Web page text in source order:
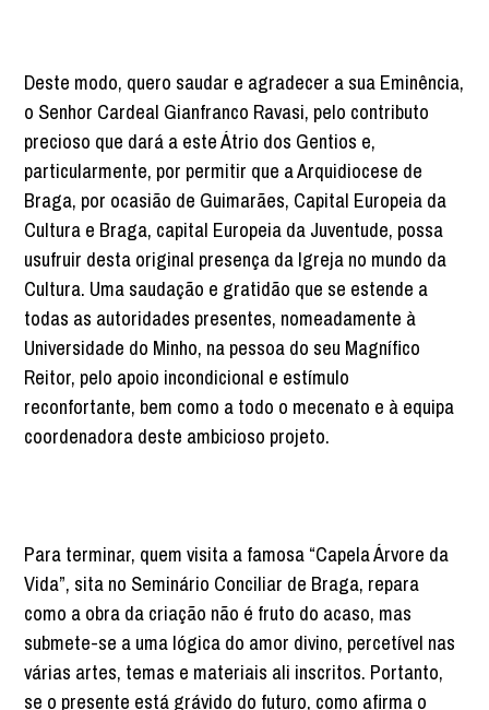
Deste modo, quero saudar e agradecer a sua Eminência,
o Senhor Cardeal Gianfranco Ravasi, pelo contributo
precioso que dará a este Átrio dos Gentios e,
particularmente, por permitir que a Arquidiocese de
Braga, por ocasião de Guimarães, Capital Europeia da
Cultura e Braga, capital Europeia da Juventude, possa
usufruir desta original presença da Igreja no mundo da
Cultura. Uma saudação e gratidão que se estende a
todas as autoridades presentes, nomeadamente à
Universidade do Minho, na pessoa do seu Magnífico
Reitor, pelo apoio incondicional e estímulo
reconfortante, bem como a todo o mecenato e à equipa
coordenadora deste ambicioso projeto.
Para terminar, quem visita a famosa “Capela Árvore da
Vida”, sita no Seminário Conciliar de Braga, repara
como a obra da criação não é fruto do acaso, mas
submete-se a uma lógica do amor divino, percetível nas
várias artes, temas e materiais ali inscritos. Portanto,
se o presente está grávido do futuro, como afirma o